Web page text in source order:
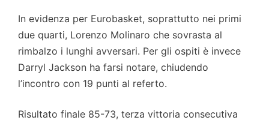
In evidenza per Eurobasket, soprattutto nei primi
due quarti, Lorenzo Molinaro che sovrasta al
rimbalzo i lunghi avversari. Per gli ospiti è invece
Darryl Jackson ha farsi notare, chiudendo
l’incontro con 19 punti al referto.
Risultato finale 85-73, terza vittoria consecutiva